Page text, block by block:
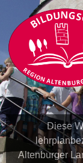
Diese
Altenburger